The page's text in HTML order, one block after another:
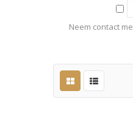
Neem contact